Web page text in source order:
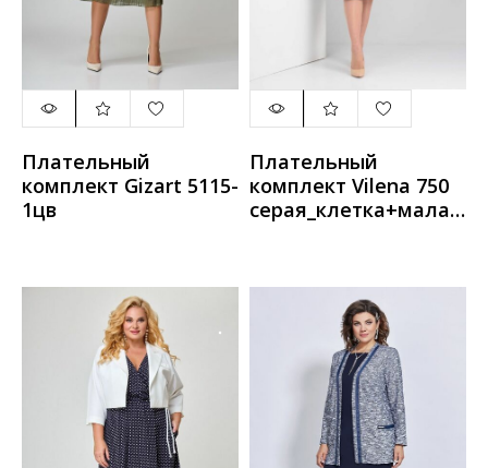
Плательный
комплект Gizart 5115-
1цв
Плательный
комплект Vilena 750
серая_клетка+малах